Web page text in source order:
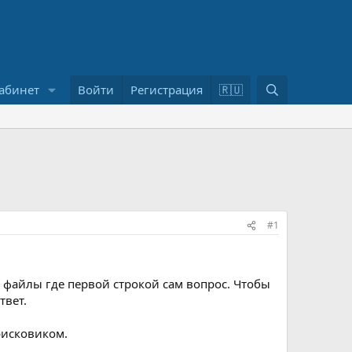
Войти Регистрация 🇷🇺
о
#1
файлы где первой строкой сам вопрос. Чтобы